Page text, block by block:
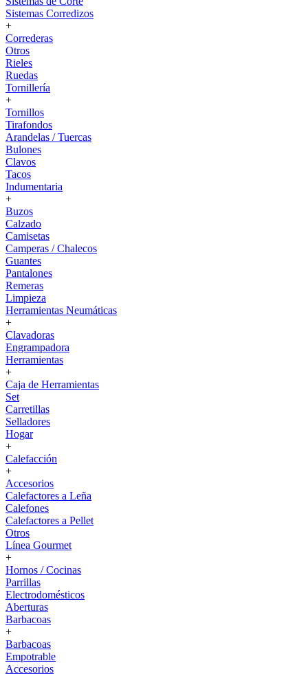
Sistemas Corredizos
+
Correderas
Otros
Rieles
Ruedas
Tornillería
+
Tornillos
Tirafondos
Arandelas / Tuercas
Bulones
Clavos
Tacos
Indumentaria
+
Buzos
Calzado
Camisetas
Camperas / Chalecos
Guantes
Pantalones
Remeras
Limpieza
Herramientas Neumáticas
+
Clavadoras
Engrampadora
Herramientas
+
Caja de Herramientas
Set
Carretillas
Selladores
Hogar
+
Calefacción
+
Accesorios
Calefactores a Leña
Calefones
Calefactores a Pellet
Otros
Línea Gourmet
+
Hornos / Cocinas
Parrillas
Electrodomésticos
Aberturas
Barbacoas
+
Barbacoas
Empotrable
Accesorios